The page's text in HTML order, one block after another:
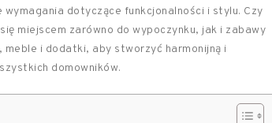
dotyczące funkcjonalności i stylu. Czy
miejscem zarówno do wypoczynku, jak i zabawy
i dodatki, aby stworzyć harmonijną i
domowników.